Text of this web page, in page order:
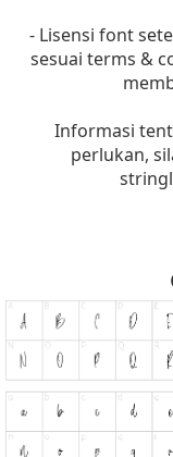
- Lisensi font
sesuai terms &
Informasi
perlukan,